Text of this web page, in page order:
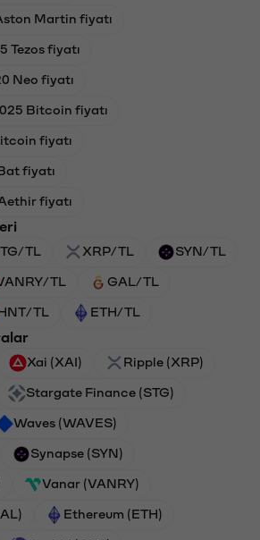
Martin fiyatı
Tezos fiyatı
Neo fiyatı
Bitcoin fiyatı
fiyatı
fiyatı
fiyatı
TL XRP/TL SYN/TL
TL GAL/TL
TL ETH/TL
Xai (XAI) Ripple (XRP)
Stargate Finance (STG)
Waves (WAVES)
Synapse (SYN)
Vanar (VANRY)
Ethereum (ETH)